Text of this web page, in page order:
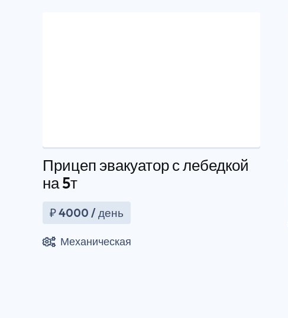
Прицеп эвакуатор с лебедкой
на 5т
₽4000 / день
Механическая